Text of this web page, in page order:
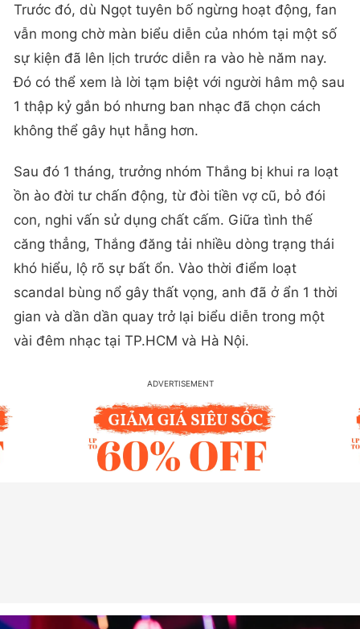
Trước đó, dù Ngọt tuyên bố ngừng hoạt động, fan
vẫn mong chờ màn biểu diễn của nhóm tại một số
sự kiện đã lên lịch trước diễn ra vào hè năm nay.
Đó có thể xem là lời tạm biệt với người hâm mộ sau
1 thập kỷ gắn bó nhưng ban nhạc đã chọn cách
không thể gây hụt hẫng hơn.
Sau đó 1 tháng, trưởng nhóm Thắng bị khui ra loạt
ồn ào đời tư chấn động, từ đòi tiền vợ cũ, bỏ đói
con, nghi vấn sử dụng chất cấm. Giữa tình thế
căng thẳng, Thắng đăng tải nhiều dòng trạng thái
khó hiểu, lộ rõ sự bất ổn. Vào thời điểm loạt
scandal bùng nổ gây thất vọng, anh đã ở ẩn 1 thời
gian và dần dần quay trở lại biểu diễn trong một
vài đêm nhạc tại TP.HCM và Hà Nội.